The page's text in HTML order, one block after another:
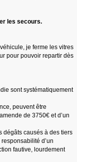
les secours.
je ferme les vitres
pour pouvoir repartir dès
sont systématiquement
peuvent être
de 3750€ et d’un
causés à des tiers
d’un
fautive, lourdement